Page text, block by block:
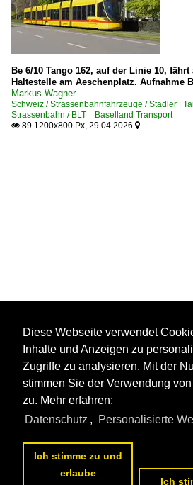
Be 6/10 Tango 162, auf der Linie 10, fährt
Haltestelle am Aeschenplatz. Aufnahme
Markus Wagner
Schweiz / Strassenbahnfahrzeuge / Stadler |
Strassenbahn / BLT Baselland Transport
 89 1200x800 Px, 29.04.2026 
Diese Webseite verwendet
Inhalte und Anzeigen zu
Zugriffe zu analysieren. Mit der
stimmen Sie der Verwendung
zu. Mehr erfahren:
Datenschutz , Personalisierte
Ich stimme zu und
erlaube
Ich